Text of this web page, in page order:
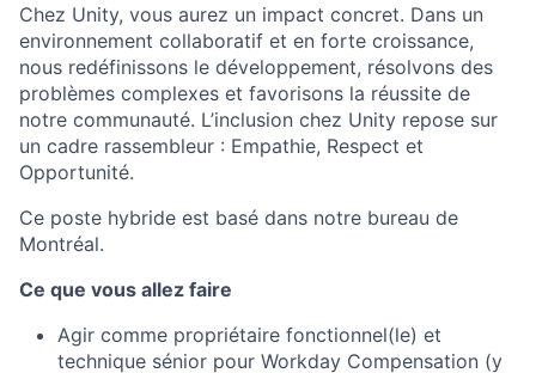
Chez Unity, vous aurez un impact concret. Dans un
environnement collaboratif et en forte croissance,
nous redéfinissons le développement, résolvons des
problèmes complexes et favorisons la réussite de
notre communauté. L’inclusion chez Unity repose sur
un cadre rassembleur : Empathie, Respect et
Opportunité.
Ce poste hybride est basé dans notre bureau de
Montréal.
Ce que vous allez faire
Agir comme propriétaire fonctionnel(le) et
technique sénior pour Workday Compensation (y